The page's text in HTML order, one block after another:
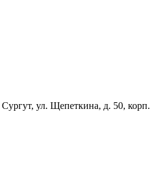
ул. Щепеткина, д. 50, корп.